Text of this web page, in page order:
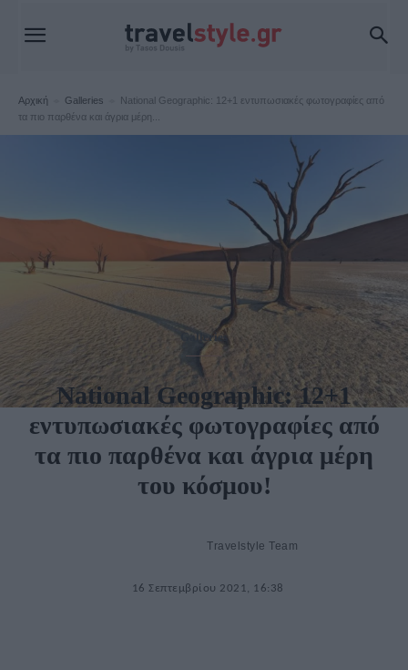
Αρχική Galleries
National Geographic: 12+1 εντυπωσιακές φωτογραφίες από
τα πιο παρθένα και άγρια μέρη...
Galleries
National Geographic: 12+1
εντυπωσιακές φωτογραφίες από
τα πιο παρθένα και άγρια μέρη
του κόσμου!
Travelstyle Team
16 Σεπτεμβρίου 2021, 16:38